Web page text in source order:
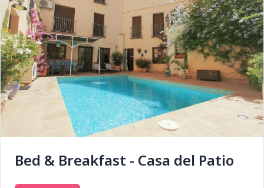
Bed & Breakfast - Casa del Patio